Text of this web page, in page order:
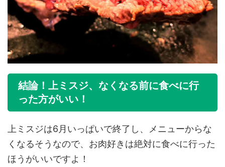
結論！上ミスジ、なくなる前に食べに行
った方がいい！
上ミスジは6月いっぱいで終了し、メニューからな
くなるそうなので、お肉好きは絶対に食べに行った
ほうがいいですよ！